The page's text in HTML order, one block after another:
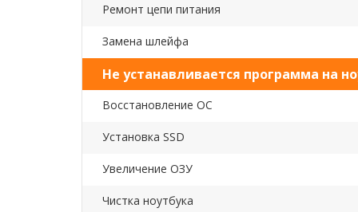
Ремонт цепи питания
Замена шлейфа
Не устанавливается программа на
Восстановление ОС
Установка SSD
Увеличение ОЗУ
Чистка ноутбука